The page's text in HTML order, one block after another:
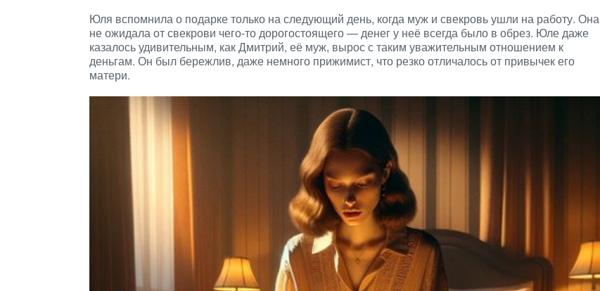
Юля вспомнила о подарке только на следующий день, когда муж и свекровь ушли на работу. Она
не ожидала от свекрови чего-то дорогостоящего — денег у неё всегда было в обрез. Юле даже
казалось удивительным, как Дмитрий, её муж, вырос с таким уважительным отношением к
деньгам. Он был бережлив, даже немного прижимист, что резко отличалось от привычек его
матери.